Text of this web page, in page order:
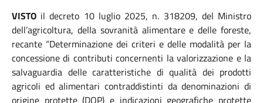
VISTO il decreto 10 luglio 2025, n. 318209, del Ministro
dell’agricoltura, della sovranità alimentare e delle foreste,
recante “Determinazione dei criteri e delle modalità per la
concessione di contributi concernenti la valorizzazione e la
salvaguardia delle caratteristiche di qualità dei prodotti
agricoli ed alimentari contraddistinti da denominazioni di
origine protette (DOP) e indicazioni geografiche protette